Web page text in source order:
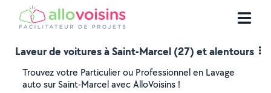
Laveur de voitures à Saint-Marcel (27) et alentours
Trouvez votre Particulier ou Professionnel en Lavage
auto sur Saint-Marcel avec AlloVoisins !